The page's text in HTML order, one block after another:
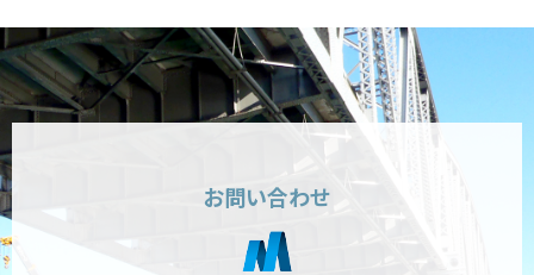
お問い合わせ